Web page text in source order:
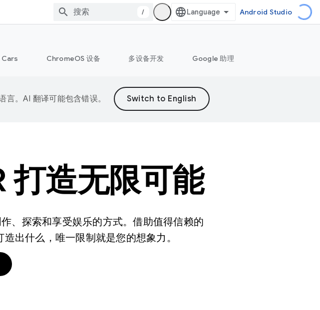
/ Android Studio
ChromeOS 设备 多设备开发 Google 助理
。AI 翻译可能包含错误。
造无限可能
、探索和享受娱乐的方式。借助值得信赖的
出什么，唯一限制就是您的想象力。